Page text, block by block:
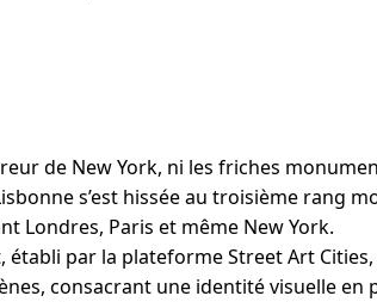
de New York, ni les friches
s’est hissée au troisième rang
Londres, Paris et même New York.
établi par la plateforme Street Art
consacrant une identité visuelle en